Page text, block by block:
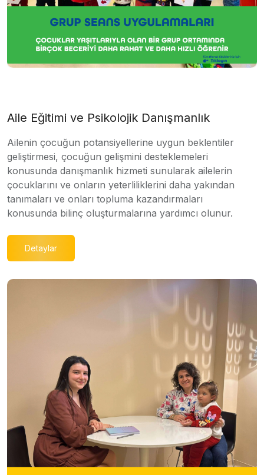
Aile Eğitimi ve Psikolojik Danışmanlık
Ailenin çocuğun potansiyellerine uygun beklentiler
geliştirmesi, çocuğun gelişmini desteklemeleri
konusunda danışmanlık hizmeti sunularak ailelerin
çocuklarını ve onların yeterliliklerini daha yakından
tanımaları ve onları topluma kazandırmaları
konusunda bilinç oluşturmalarına yardımcı olunur.
Detaylar